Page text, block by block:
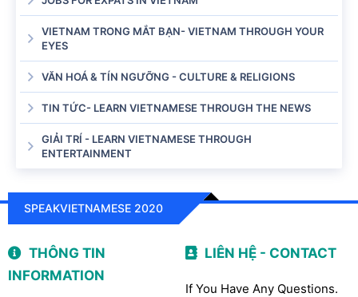
VIETNAM TRONG MẮT BẠN- VIETNAM THROUGH YOUR
EYES
VĂN HOÁ & TÍN NGƯỠNG - CULTURE & RELIGIONS
TIN TỨC- LEARN VIETNAMESE THROUGH THE NEWS
GIẢI TRÍ - LEARN VIETNAMESE THROUGH
ENTERTAINMENT
SPEAKVIETNAMESE 2020
THÔNG TIN
INFORMATION
LIÊN HỆ - CONTACT
If You Have Any Questions.